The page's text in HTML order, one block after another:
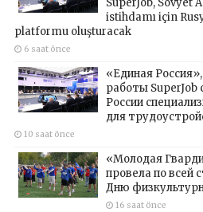
SuperJob, Sovyet
istihdamı için
platformu oluşturacak
6 saat önce
«Единая
работы SuperJob
России
для
10 saat önce
«Молодая
провела по всей
Дню
16 saat önce